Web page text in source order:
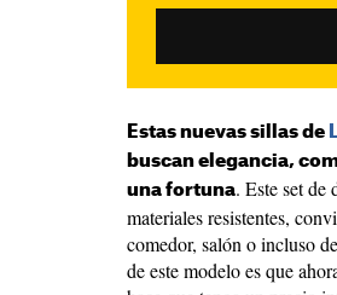
Estas nuevas sillas de
buscan elegancia,
una fortuna. Este set de
materiales resistentes,
comedor, salón o incluso
de este modelo es que